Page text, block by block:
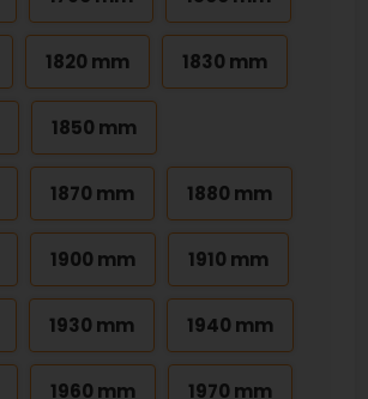
1820 mm 1830 mm
1850 mm
1870 mm 1880 mm
1900 mm 1910 mm
1930 mm 1940 mm
1960 mm 1970 mm